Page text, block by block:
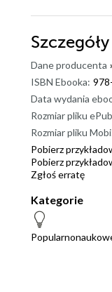
Szczegóły
Dane producenta
ISBN Ebooka:
Data wydania
Rozmiar pliku
Rozmiar pliku
Pobierz
Pobierz
Zgłoś erratę
Kategorie